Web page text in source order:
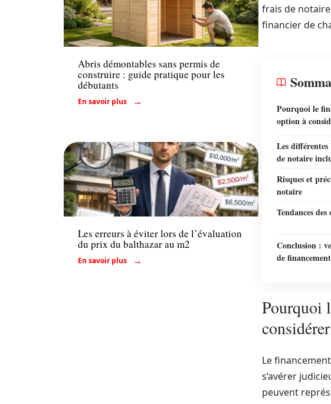
Conseils
Abris démontables sans permis de
construire : guide pratique pour les
débutants
En savoir plus
Immo
Les erreurs à éviter lors de l’évaluation
du prix du balthazar au m2
En savoir plus
frais de
financier de
Pourquoi le
option à
Les
de notaire
Risques et
notaire
Tendances
Conclusion :
de financement
Pourquoi
considérer
Le
s’avérer
peuvent